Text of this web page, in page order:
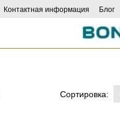
Контактная информация Блог
Сортировка: